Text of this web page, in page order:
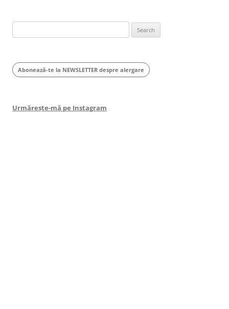
for:
Abonează-te la NEWSLETTER despre alergare
Urmărește-mă pe Instagram